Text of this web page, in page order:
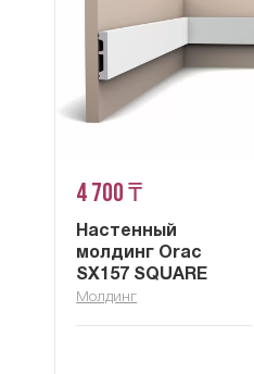
4 700 ₸
Настенный
молдинг Orac
SX157 SQUARE
Молдинг